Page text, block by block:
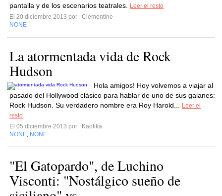
pantalla y de los escenarios teatrales.
Leer el resto
El 20 diciembre 2013 por
Clementine
NONE
La atormentada vida de Rock
Hudson
Hola amigos! Hoy volvemos a viajar al
pasado del Hollywood clásico para hablar de uno de sus galanes:
Rock Hudson. Su verdadero nombre era Roy Harold...
Leer el
resto
El 05 diciembre 2013 por
Kaotika
NONE NONE
"El Gatopardo", de Luchino
Visconti: "Nostálgico sueño de